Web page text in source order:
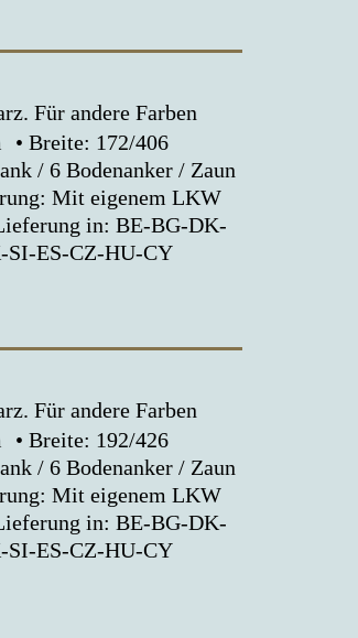
Für andere Farben
Breite: 172/406
/ 6 Bodenanker / Zaun
Mit eigenem LKW
in: BE-BG-DK-
SI-ES-CZ-HU-CY
Für andere Farben
Breite: 192/426
/ 6 Bodenanker / Zaun
Mit eigenem LKW
in: BE-BG-DK-
SI-ES-CZ-HU-CY